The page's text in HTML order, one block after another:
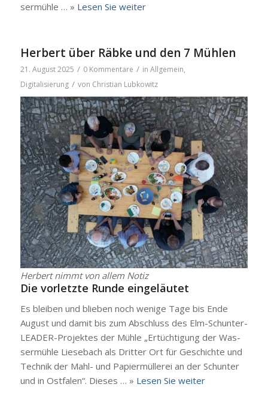
ser­müh­le … » Lesen Sie wei­ter
Herbert über Räbke und den 7 Mühlen
21. August 2025 / 0 Kommentare / in Allgemein,
Digitalisierung / von Christian Lubkowitz
Her­bert nimmt von allem Notiz
Die vor­letz­te Run­de ein­ge­läu­tet
Es blei­ben und blie­ben noch weni­ge Tage bis Ende
August und damit bis zum Abschluss des Elm-Schun­­ter-
LEA­­DER-Pro­­jek­­tes der Müh­le „Ertüch­ti­gung der Was­
ser­müh­le Liesebach als Drit­ter Ort für Geschich­te und
Tech­nik der Mahl- und Papier­mül­le­rei an der Schun­ter
und in Ost­fa­len“. Die­ses … » Lesen Sie wei­ter